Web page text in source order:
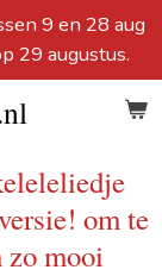
9 en 28 aug
29 augustus.
om te
zo mooi